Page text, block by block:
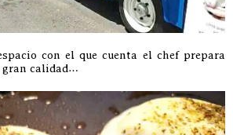
con el que cuenta el chef prepara
gran calidad…